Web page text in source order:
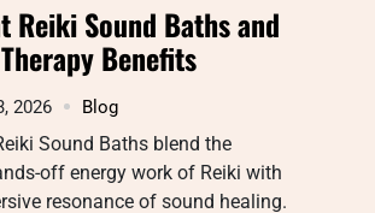
Reiki Sound Baths and
Benefits
2026 Blog
Sound Baths blend the
off energy work of Reiki with
resonance of sound healing.